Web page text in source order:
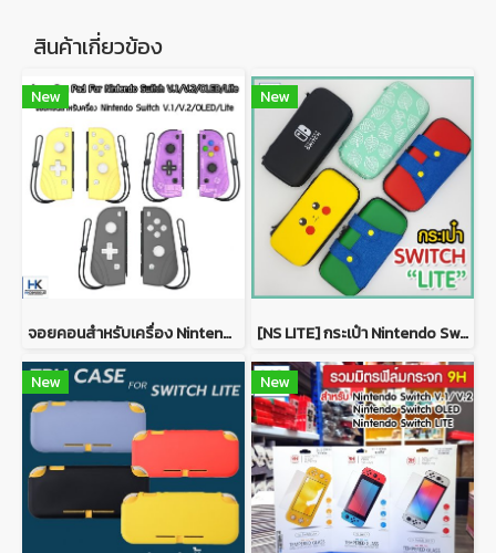
สินค้าเกี่ยวข้อง
New
จอยคอนสำหรับเครื่อง Nintendo Switch V.1/V.2/OLED/Lite Joy Con Pad For Nintendo Switch V.1/V.2/OLED/Lite
New
[NS LITE] กระเป๋า Nintendo Switch LITE Bag กระเป๋าใส่เครื่องพกพา Switch รุ่น LITE คละลาย คุณภาพดีมาก แข็งแรง สกรีนคมชัด
New New